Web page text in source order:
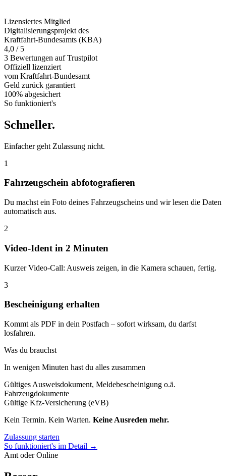
Lizensiertes Mitglied
Digitalisierungsprojekt des
Kraftfahrt-Bundesamts (KBA)
4,0 / 5
3 Bewertungen auf Trustpilot
Offiziell lizenziert
vom Kraftfahrt-Bundesamt
Geld zurück garantiert
100% abgesichert
So funktioniert's
Schneller.
Einfacher geht Zulassung nicht.
1
Fahrzeugschein abfotografieren
Du machst ein Foto deines Fahrzeugscheins und wir lesen die Daten
automatisch aus.
2
Video-Ident in 2 Minuten
Kurzer Video-Call: Ausweis zeigen, in die Kamera schauen, fertig.
3
Bescheinigung erhalten
Kommt als PDF in dein Postfach – sofort wirksam, du darfst
losfahren.
Was du brauchst
In wenigen Minuten hast du alles zusammen
Gültiges Ausweisdokument, Meldebescheinigung o.ä.
Fahrzeugdokumente
Gültige Kfz-Versicherung (eVB)
Kein Termin. Kein Warten. Keine Ausreden mehr.
Zulassung starten
So funktioniert's im Detail →
Amt oder Online